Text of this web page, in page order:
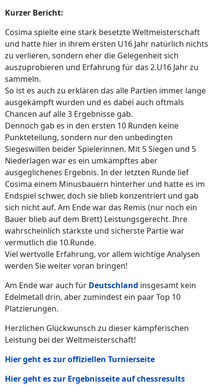
Kurzer Bericht:
Cosima spielte eine stark besetzte Weltmeisterschaft
und hatte hier in ihrem ersten U16 Jahr natürlich nichts
zu verlieren, sondern eher die Gelegenheit sich
auszuprobieren und Erfahrung für das 2.U16 Jahr zu
sammeln.
So ist es auch zu erklären das alle Partien immer lange
ausgekämpft wurden und es dabei auch oftmals
Chancen auf alle 3 Ergebnisse gab.
Dennoch gab es in den ersten 10 Runden keine
Punkteteilung, sondern nur den unbedingten
Siegeswillen beider Spielerinnen. Mit 5 Siegen und 5
Niederlagen war es ein umkämpftes aber
ausgeglichenes Ergebnis. In der letzten Runde lief
Cosima einem Minusbauern hinterher und hatte es im
Endspiel schwer, doch sie blieb konzentriert und gab
sich nicht auf. Am Ende war das Remis (nur noch ein
Bauer blieb auf dem Brett) Leistungsgerecht. Ihre
wahrscheinlich stärkste und sicherste Partie war
vermutlich die 10.Runde.
Viel wertvolle Erfahrung, vor allem wichtige Analysen
werden Sie weiter voran bringen!
Am Ende war auch für Deutschland insgesamt kein
Edelmetall drin, aber zumindest ein paar Top 10
Platzierungen.
Herzlichen Glückwunsch zu dieser kämpferischen
Leistung bei der Weltmeisterschaft!
Hier geht es zur offiziellen Turnierseite
Hier geht es zur Ergebnisseite auf chessresults